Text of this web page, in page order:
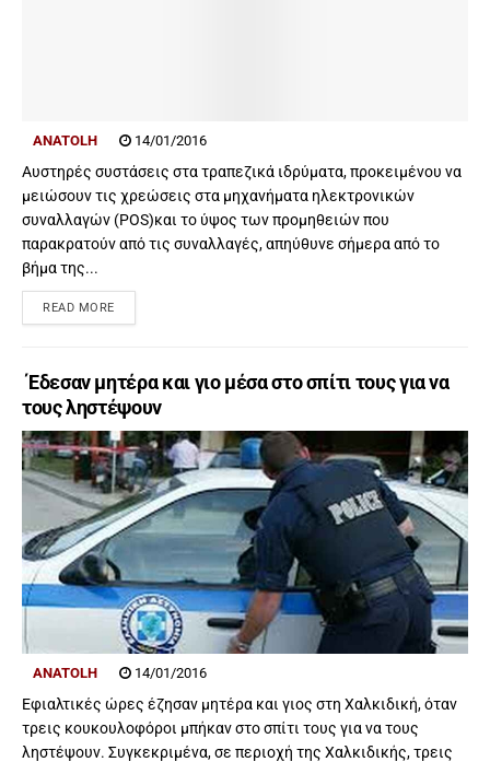
ANATOLH 14/01/2016
Αυστηρές συστάσεις στα τραπεζικά ιδρύματα, προκειμένου να
μειώσουν τις χρεώσεις στα μηχανήματα ηλεκτρονικών
συναλλαγών (POS)και το ύψος των προμηθειών που
παρακρατούν από τις συναλλαγές, απηύθυνε σήμερα από το
βήμα της...
READ MORE
Έδεσαν μητέρα και γιο μέσα στο σπίτι τους για να
τους ληστέψουν
ANATOLH 14/01/2016
Εφιαλτικές ώρες έζησαν μητέρα και γιος στη Χαλκιδική, όταν
τρεις κουκουλοφόροι μπήκαν στο σπίτι τους για να τους
ληστέψουν. Συγκεκριμένα, σε περιοχή της Χαλκιδικής, τρεις